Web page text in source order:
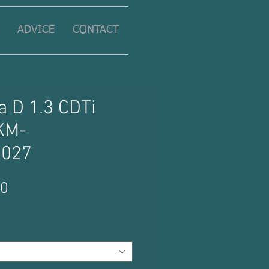
ADVICE CONTACT
D 1.3 CDTi